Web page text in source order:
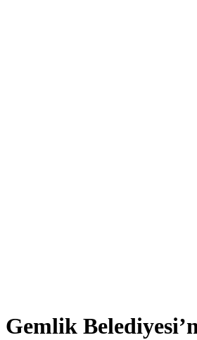
Gemlik